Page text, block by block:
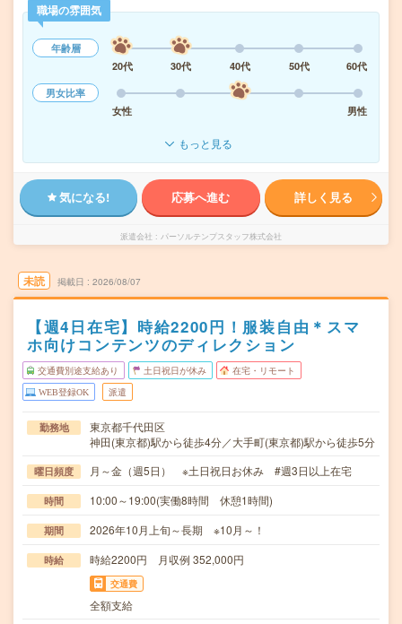
職場の雰囲気
年齢層
20代
30代 40代 50代
60代
男女比率
女性
男性
もっと見る
気になる! 応募へ進む 詳しく見る
派遣会社 パーソルテンプスタッフ株式会社
未読 掲載日 2026/08/07
【週4日在宅】時給2200円！服装自由＊スマ
ホ向けコンテンツのディレクション
交通費別途支給あり 土日祝日が休み 在宅・リモート
WEB登録OK 派遣
勤務地
東京都千代田区
神田(東京都)駅から徒歩4分／大手町(東京都)駅から徒歩5分
曜日頻度 月～金（週5日） ※土日祝日お休み #週3日以上在宅
時間 10:00～19:00(実働8時間 休憩1時間)
期間 2026年10月上旬～長期 ※10月～！
時給 時給2200円 月収例 352,000円
交通費
全額支給